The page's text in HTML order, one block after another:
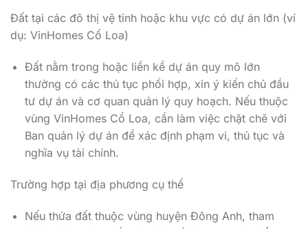
Đất tại các đô thị vệ tinh hoặc khu vực có dự án lớn (ví
dụ: VinHomes Cổ Loa)
Đất nằm trong hoặc liền kề dự án quy mô lớn
thường có các thủ tục phối hợp, xin ý kiến chủ đầu
tư dự án và cơ quan quản lý quy hoạch. Nếu thuộc
vùng VinHomes Cổ Loa, cần làm việc chặt chẽ với
Ban quản lý dự án để xác định phạm vi, thủ tục và
nghĩa vụ tài chính.
Trường hợp tại địa phương cụ thể
Nếu thửa đất thuộc vùng huyện Đông Anh, tham